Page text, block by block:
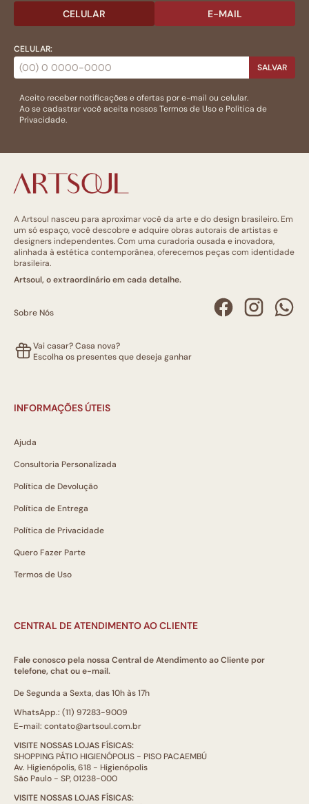
CELULAR E-MAIL
CELULAR:
SALVAR
Aceito receber notificações e ofertas por e-mail ou celular.
Ao se cadastrar você aceita nossosTermos de Usoe Politica de
Privacidade.
A Artsoul nasceu para aproximar você da arte e do design brasileiro. Em
um só espaço, você descobre e adquire obras autorais de artistas e
designers independentes. Com uma curadoria ousada e inovadora,
alinhada à estética contemporânea, oferecemos peças com identidade
brasileira.
Artsoul, o extraordinário em cada detalhe.
Sobre Nós
Vai casar? Casa nova?
Escolha os presentes que deseja ganhar
INFORMAÇÕES ÚTEIS
Ajuda
Consultoria Personalizada
Política de Devolução
Política de Entrega
Política de Privacidade
Quero Fazer Parte
Termos de Uso
CENTRAL DE ATENDIMENTO AO CLIENTE
Fale conosco pela nossa Central de Atendimento ao Cliente por
telefone, chat ou e-mail.
De Segunda a Sexta, das 10h às 17h
WhatsApp.: (11) 97283-9009
E-mail: contato@artsoul.com.br
VISITE NOSSAS LOJAS FÍSICAS:
SHOPPING PÁTIO HIGIENÓPOLIS - PISO PACAEMBÚ
Av. Higienópolis, 618 - Higienópolis
São Paulo - SP, 01238-000
VISITE NOSSAS LOJAS FÍSICAS: